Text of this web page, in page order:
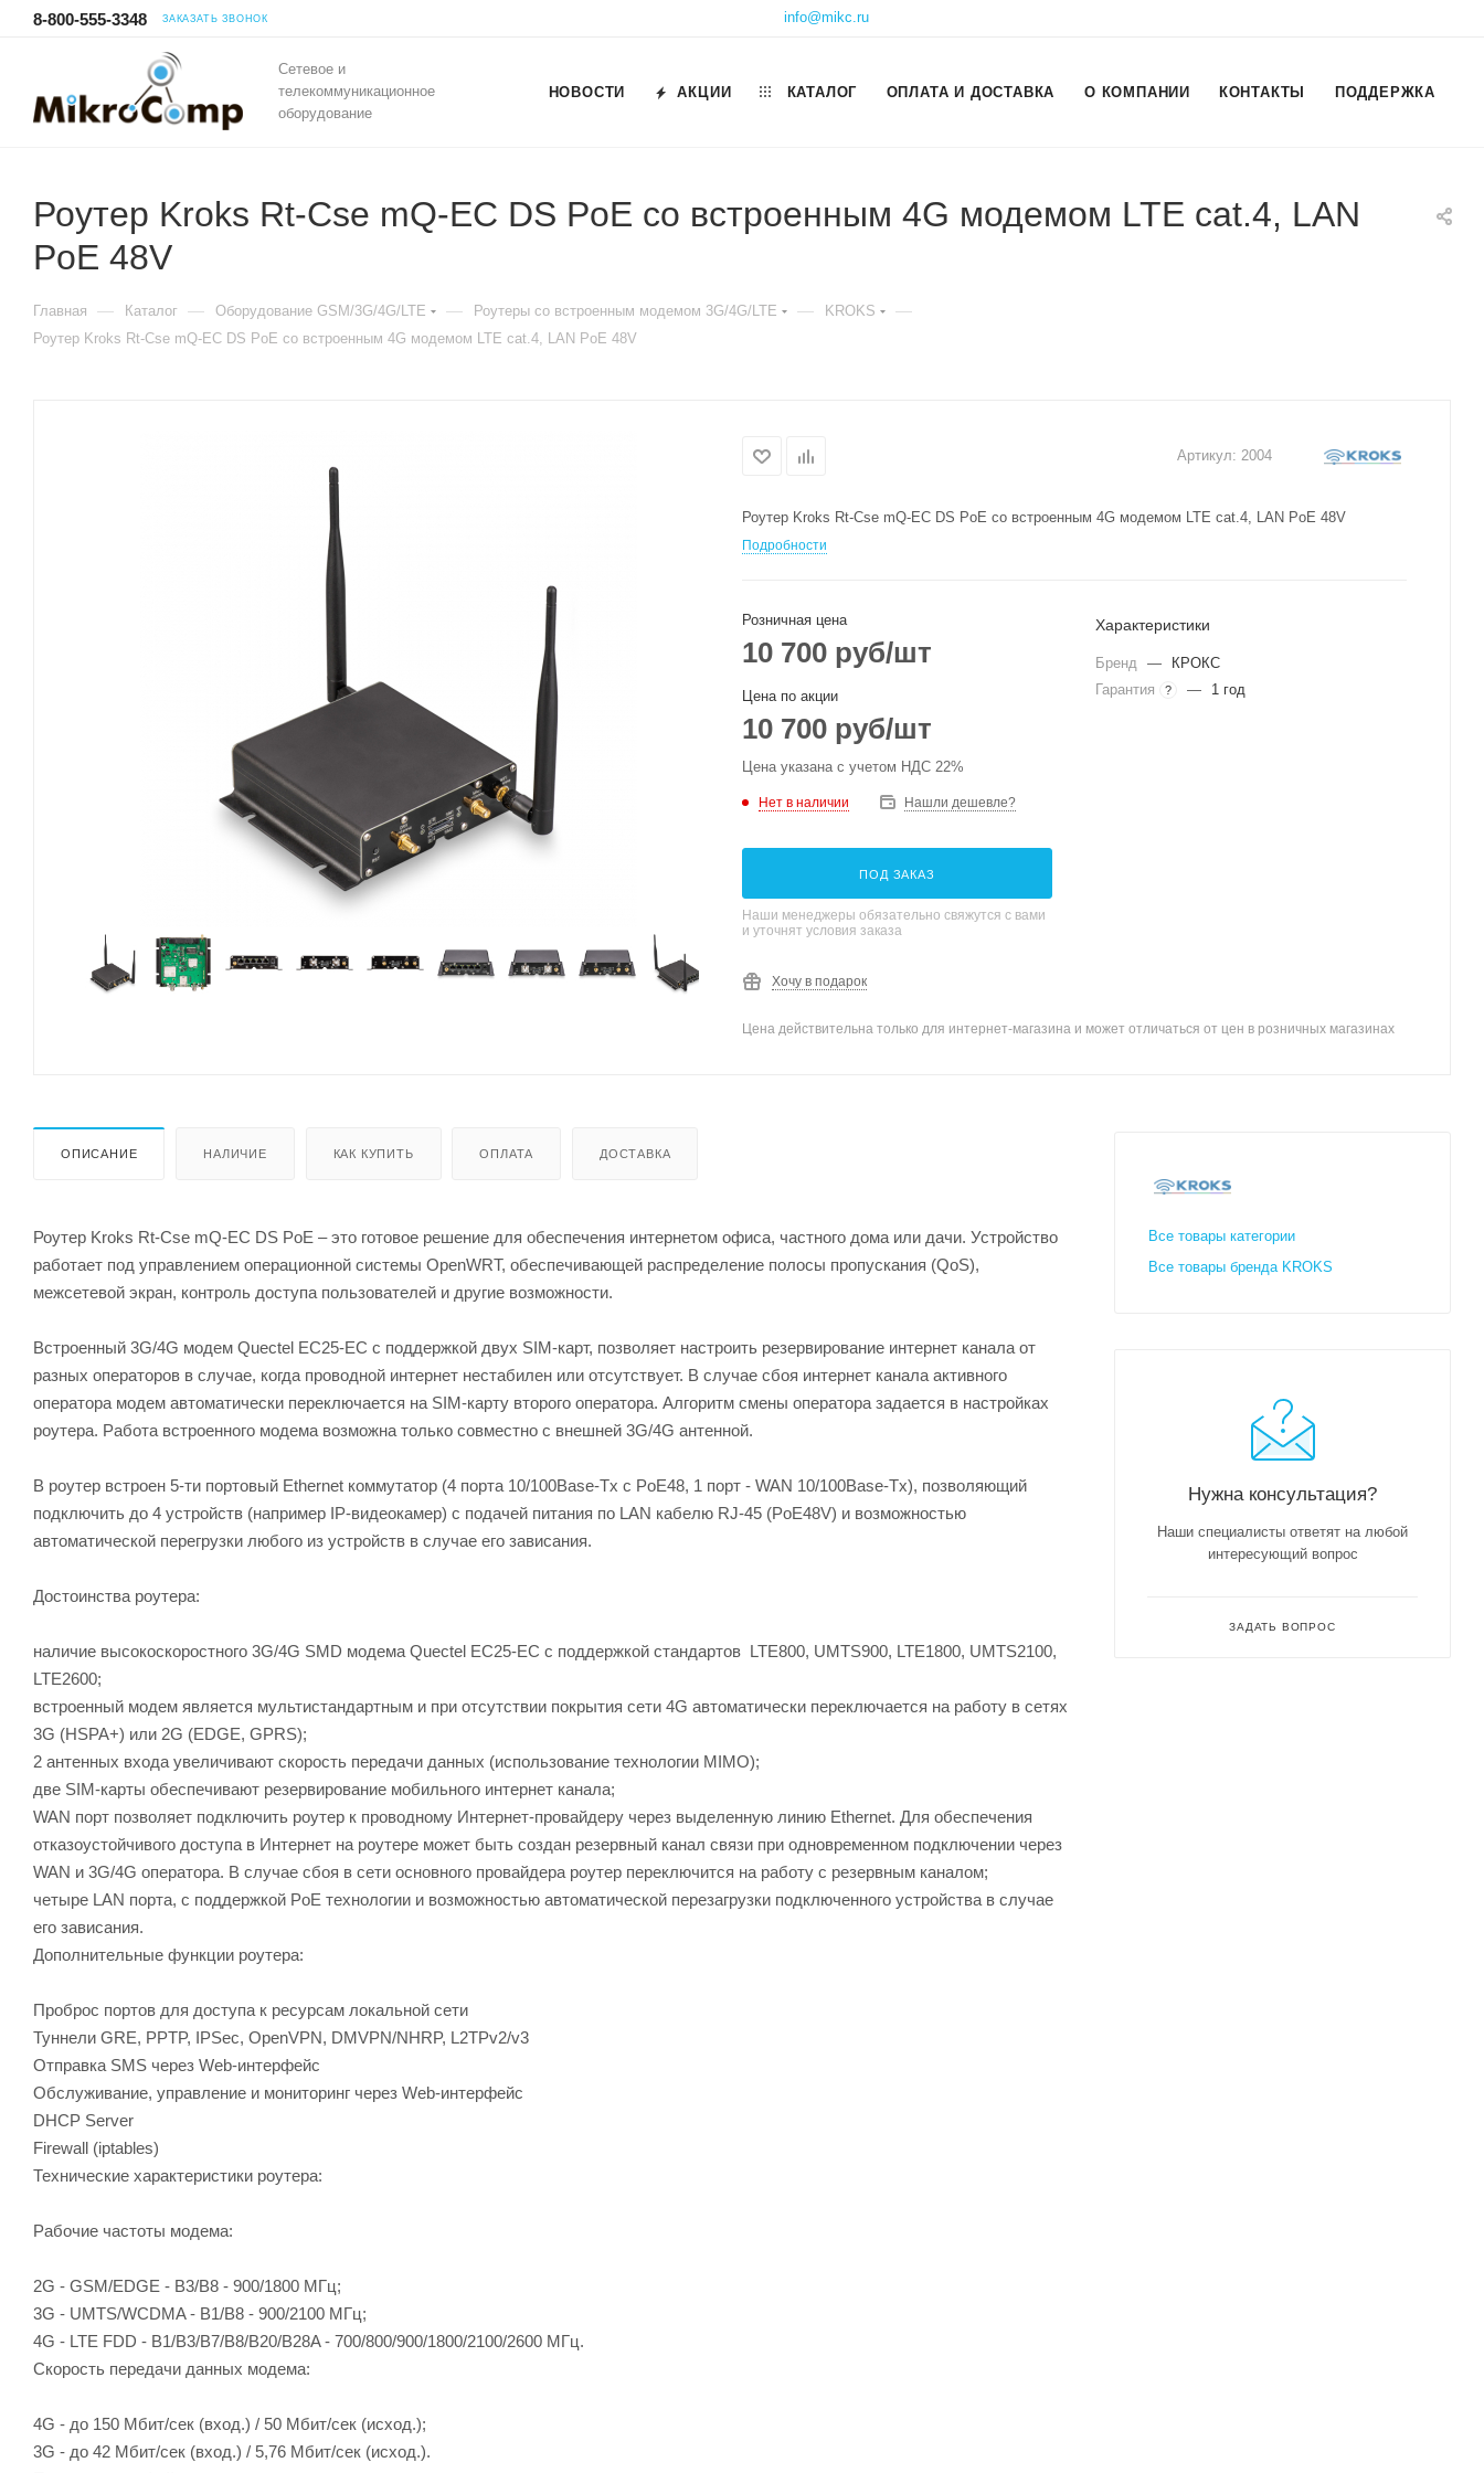
8-800-555-3348 ЗАКАЗАТЬ ЗВОНОК info@mikc.ru
Сетевое и
телекоммуникационное
оборудование
НОВОСТИ АКЦИИ КАТАЛОГ ОПЛАТА И ДОСТАВКА О КОМПАНИИ КОНТАКТЫ ПОДДЕРЖКА
Роутер Kroks Rt-Cse mQ-EC DS PoE со встроенным 4G модемом LTE cat.4, LAN
PoE 48V
Главная — Каталог — Оборудование GSM/3G/4G/LTE — Роутеры со встроенным модемом 3G/4G/LTE — KROKS —
Роутер Kroks Rt-Cse mQ-EC DS PoE со встроенным 4G модемом LTE cat.4, LAN PoE 48V
Артикул: 2004
Роутер Kroks Rt-Cse mQ-EC DS PoE со встроенным 4G модемом LTE cat.4, LAN PoE 48V
Подробности
Розничная цена
10 700 руб/шт
Цена по акции
10 700 руб/шт
Цена указана с учетом НДС 22%
Нет в наличии Нашли дешевле?
ПОД ЗАКАЗ
Наши менеджеры обязательно свяжутся с вами
и уточнят условия заказа
Хочу в подарок
Характеристики
Бренд —
КРОКС
Гарантия
? — 1 год
Цена действительна только для интернет-магазина и может отличаться от цен в розничных магазинах
ОПИСАНИЕ НАЛИЧИЕ КАК КУПИТЬ ОПЛАТА ДОСТАВКА
Роутер Kroks Rt-Cse mQ-EC DS PoE – это готовое решение для обеспечения интернетом офиса, частного дома или дачи. Устройство
работает под управлением операционной системы OpenWRT, обеспечивающей распределение полосы пропускания (QoS),
межсетевой экран, контроль доступа пользователей и другие возможности.
Встроенный 3G/4G модем Quectel EC25-EC с поддержкой двух SIM-карт, позволяет настроить резервирование интернет канала от
разных операторов в случае, когда проводной интернет нестабилен или отсутствует. В случае сбоя интернет канала активного
оператора модем автоматически переключается на SIM-карту второго оператора. Алгоритм смены оператора задается в настройках
роутера. Работа встроенного модема возможна только совместно с внешней 3G/4G антенной.
В роутер встроен 5-ти портовый Ethernet коммутатор (4 порта 10/100Base-Tx с PoE48, 1 порт - WAN 10/100Base-Tx), позволяющий
подключить до 4 устройств (например IP-видеокамер) с подачей питания по LAN кабелю RJ-45 (PoE48V) и возможностью
автоматической перегрузки любого из устройств в случае его зависания.
Достоинства роутера:
наличие высокоскоростного 3G/4G SMD модема Quectel EC25-EC с поддержкой стандартов LTE800, UMTS900, LTE1800, UMTS2100,
LTE2600;
встроенный модем является мультистандартным и при отсутствии покрытия сети 4G автоматически переключается на работу в сетях
3G (HSPA+) или 2G (EDGE, GPRS);
2 антенных входа увеличивают скорость передачи данных (использование технологии MIMO);
две SIM-карты обеспечивают резервирование мобильного интернет канала;
WAN порт позволяет подключить роутер к проводному Интернет-провайдеру через выделенную линию Ethernet. Для обеспечения
отказоустойчивого доступа в Интернет на роутере может быть создан резервный канал связи при одновременном подключении через
WAN и 3G/4G оператора. В случае сбоя в сети основного провайдера роутер переключится на работу с резервным каналом;
четыре LAN порта, с поддержкой PoE технологии и возможностью автоматической перезагрузки подключенного устройства в случае
его зависания.
Дополнительные функции роутера:
Проброс портов для доступа к ресурсам локальной сети
Туннели GRE, PPTP, IPSec, OpenVPN, DMVPN/NHRP, L2TPv2/v3
Отправка SMS через Web-интерфейс
Обслуживание, управление и мониторинг через Web-интерфейс
DHСP Server
Firewall (iptables)
Технические характеристики роутера:
Рабочие частоты модема:
2G - GSM/EDGE - В3/В8 - 900/1800 МГц;
3G - UMTS/WCDMA - B1/B8 - 900/2100 МГц;
4G - LTE FDD - B1/B3/B7/B8/B20/B28A - 700/800/900/1800/2100/2600 МГц.
Скорость передачи данных модема:
4G - до 150 Мбит/сек (вход.) / 50 Мбит/сек (исход.);
3G - до 42 Мбит/сек (вход.) / 5,76 Мбит/сек (исход.).
Все товары категории
Все товары бренда KROKS
Нужна консультация?
Наши специалисты ответят на любой
интересующий вопрос
ЗАДАТЬ ВОПРОС